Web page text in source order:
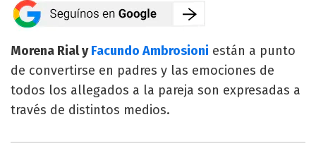
Morena Rial yFacundo Ambrosioni están a punto
de convertirse en padres y las emociones de
todos los allegados a la pareja son expresadas a
través de distintos medios.